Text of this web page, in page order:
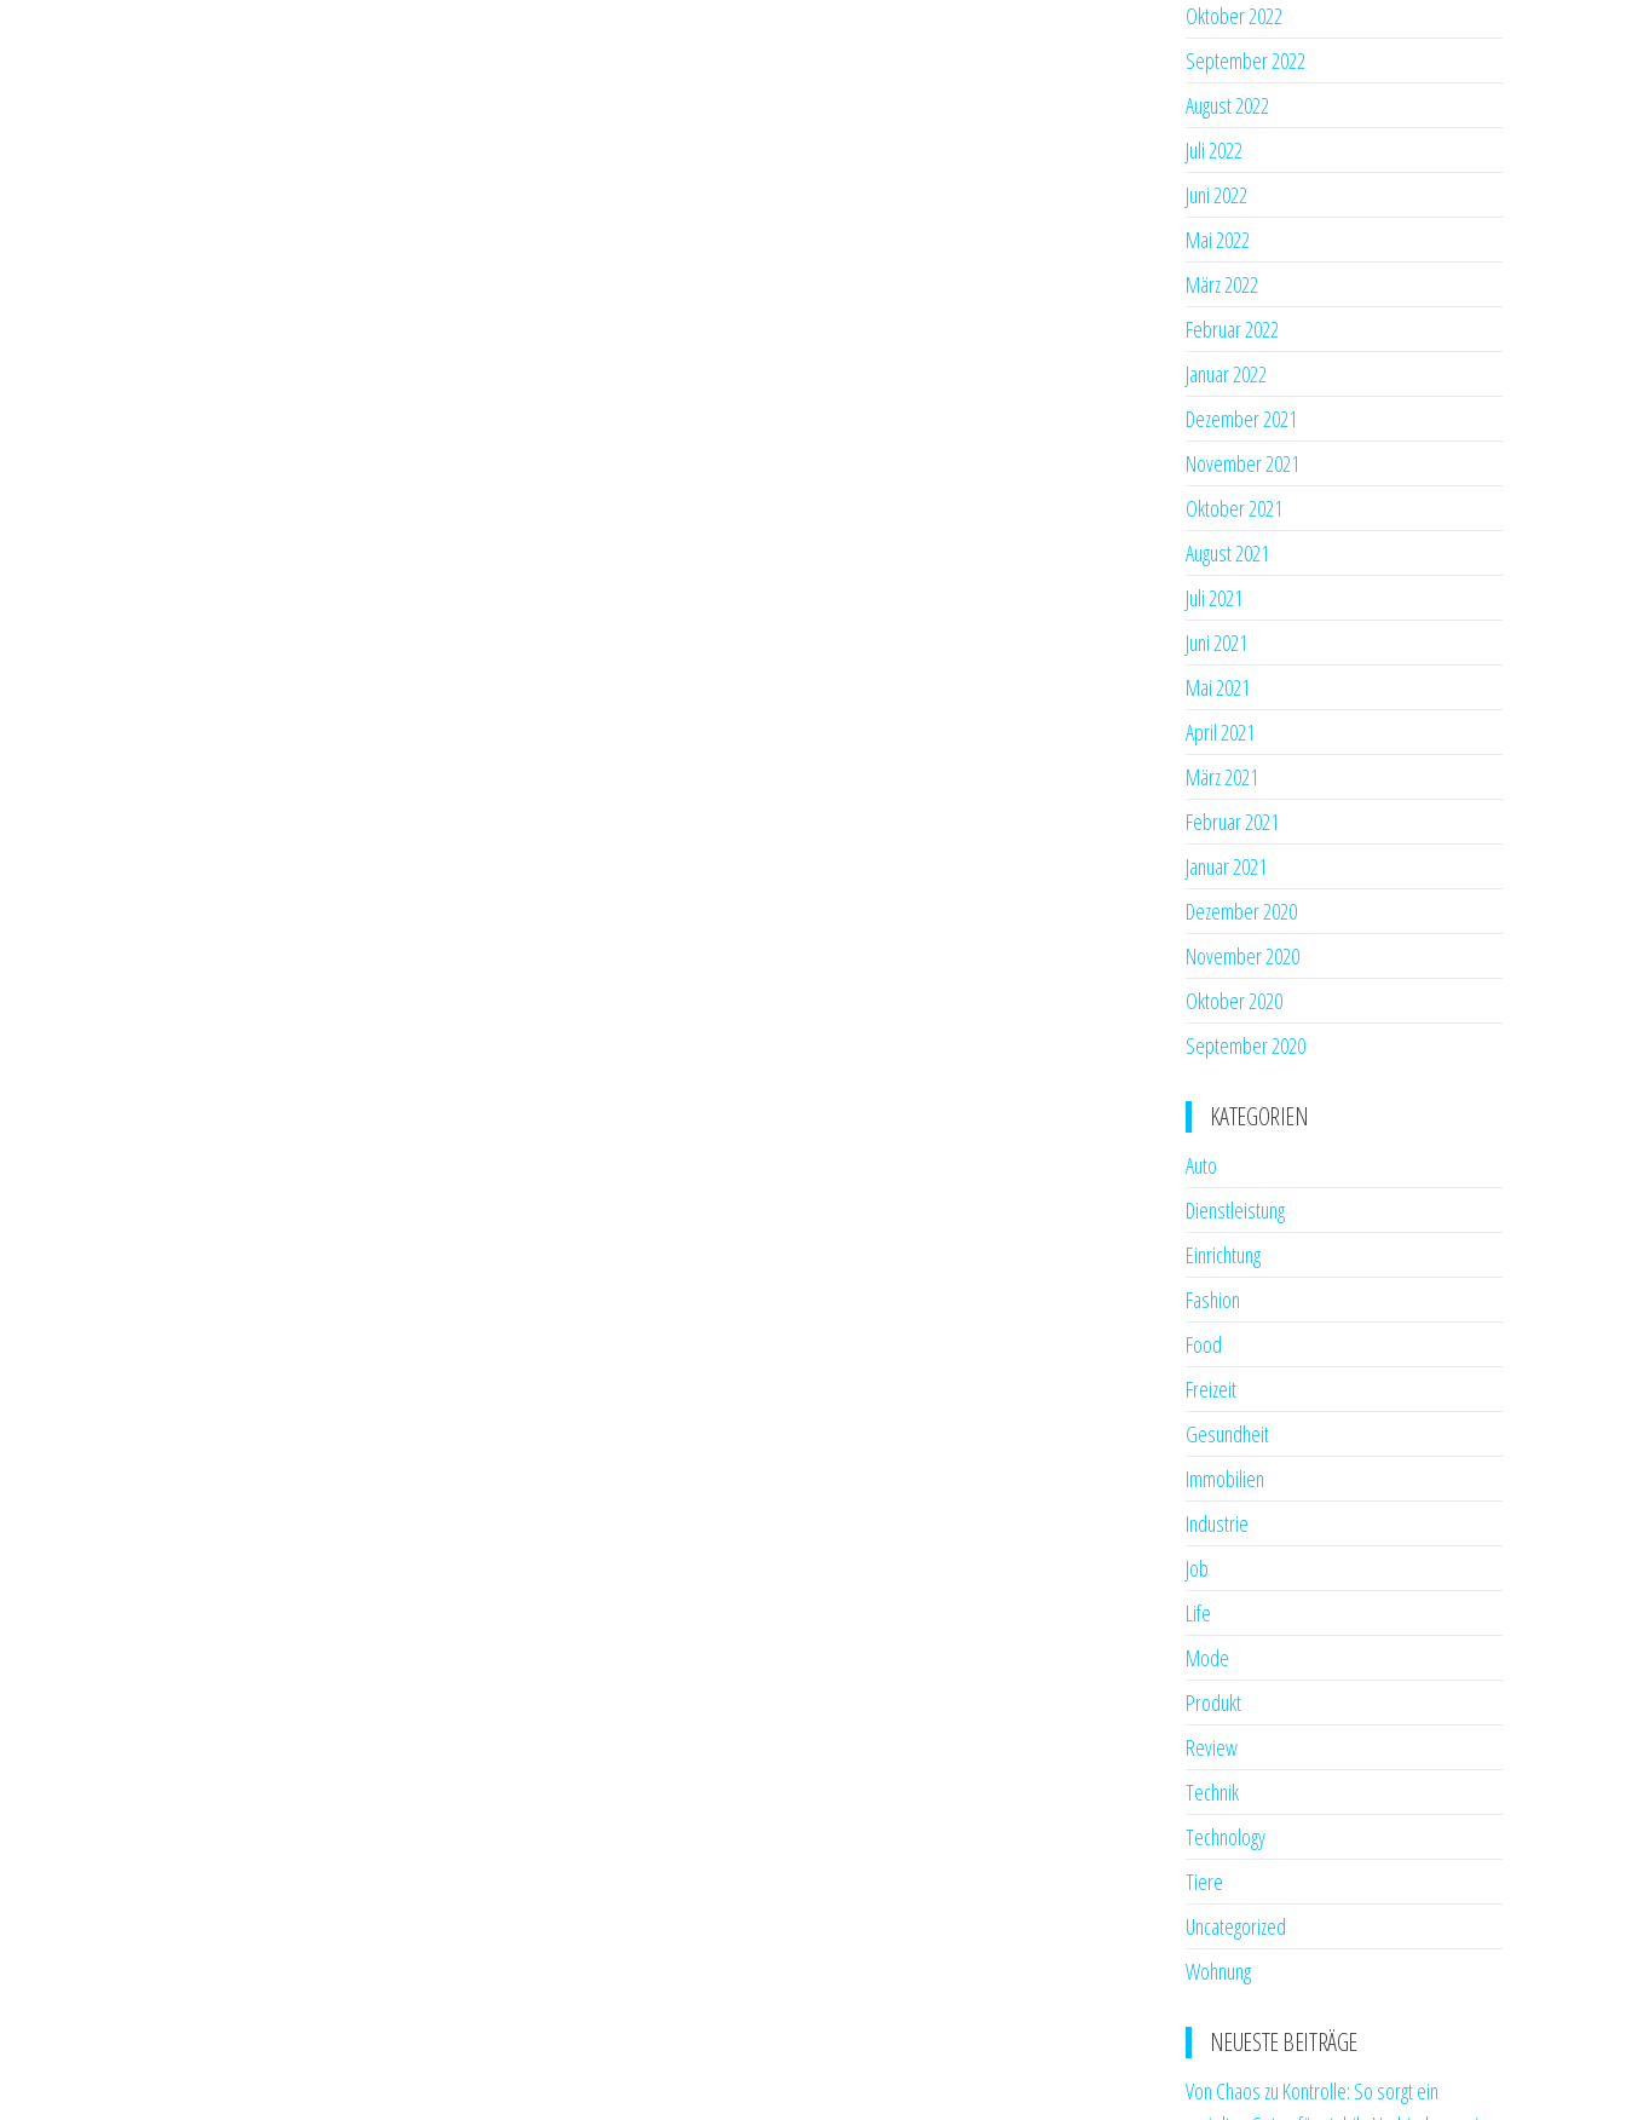
Oktober 2022
September 2022
August 2022
Juli 2022
Juni 2022
Mai 2022
März 2022
Februar 2022
Januar 2022
Dezember 2021
November 2021
Oktober 2021
August 2021
Juli 2021
Juni 2021
Mai 2021
April 2021
März 2021
Februar 2021
Januar 2021
Dezember 2020
November 2020
Oktober 2020
September 2020
KATEGORIEN
Auto
Dienstleistung
Einrichtung
Fashion
Food
Freizeit
Gesundheit
Immobilien
Industrie
Job
Life
Mode
Produkt
Review
Technik
Technology
Tiere
Uncategorized
Wohnung
NEUESTE BEITRÄGE
Von Chaos zu Kontrolle: So sorgt ein